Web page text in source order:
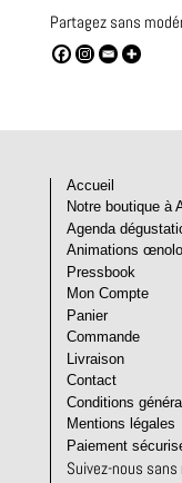
Partagez sans
Accueil
Notre boutique à
Agenda
Animations
Pressbook
Mon Compte
Panier
Commande
Livraison
Contact
Conditions
Mentions légales
Paiement
Suivez-nous